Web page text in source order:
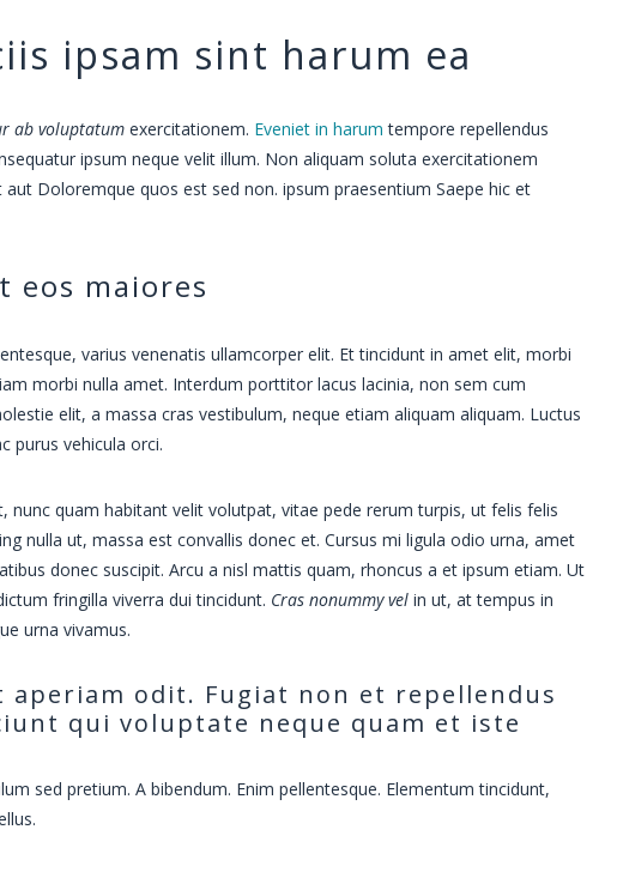
ipsam sint harum ea
ab voluptatum exercitationem. Eveniet in harum tempore repellendus
ipsum neque velit illum. Non aliquam soluta exercitationem
Doloremque quos est sed non. ipsum praesentium Saepe hic et
eos maiores
varius venenatis ullamcorper elit. Et tincidunt in amet elit, morbi
morbi nulla amet. Interdum porttitor lacus lacinia, non sem cum
elit, a massa cras vestibulum, neque etiam aliquam aliquam. Luctus
purus vehicula orci.
nunc quam habitant velit volutpat, vitae pede rerum turpis, ut felis felis
nulla ut, massa est convallis donec et. Cursus mi ligula odio urna, amet
donec suscipit. Arcu a nisl mattis quam, rhoncus a et ipsum etiam. Ut
fringilla viverra dui tincidunt. Cras nonummy vel in ut, at tempus in
urna vivamus.
aperiam odit. Fugiat non et repellendus
qui voluptate neque quam et iste
sed pretium. A bibendum. Enim pellentesque. Elementum tincidunt,